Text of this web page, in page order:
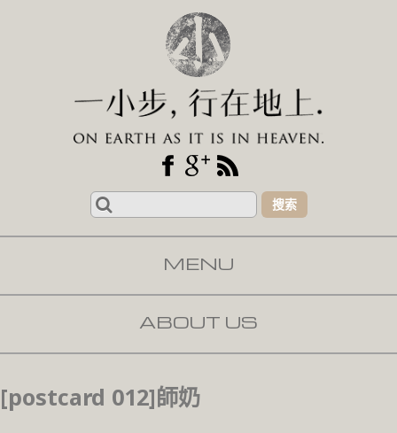
Search
for:
MENU
SKIP TO CONTENT
ABOUT US
[postcard 012]師奶